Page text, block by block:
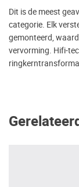
Dit is de meest
categorie. Elk
gemonteerd,
vervorming. Hifi-